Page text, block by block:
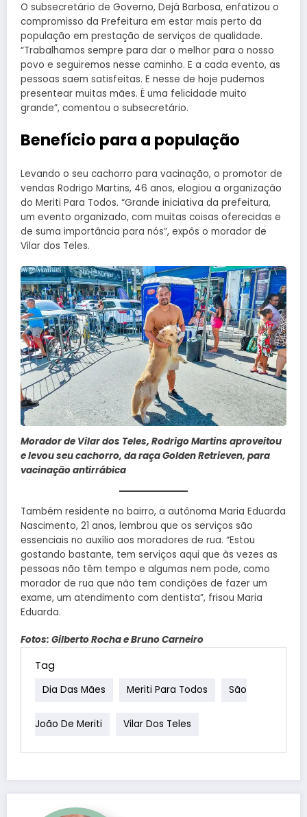
O subsecretário de Governo, Dejá Barbosa, enfatizou o
compromisso da Prefeitura em estar mais perto da
população em prestação de serviços de qualidade.
“Trabalhamos sempre para dar o melhor para o nosso
povo e seguiremos nesse caminho. E a cada evento, as
pessoas saem satisfeitas. E nesse de hoje pudemos
presentear muitas mães. É uma felicidade muito
grande”, comentou o subsecretário.
Benefício para a população
Levando o seu cachorro para vacinação, o promotor de
vendas Rodrigo Martins, 46 anos, elogiou a organização
do Meriti Para Todos. “Grande iniciativa da prefeitura,
um evento organizado, com muitas coisas oferecidas e
de suma importância para nós”, expôs o morador de
Vilar dos Teles.
Morador de Vilar dos Teles, Rodrigo Martins aproveitou
e levou seu cachorro, da raça Golden Retrieven, para
vacinação antirrábica
Também residente no bairro, a autônoma Maria Eduarda
Nascimento, 21 anos, lembrou que os serviços são
essenciais no auxílio aos moradores de rua. “Estou
gostando bastante, tem serviços aqui que às vezes as
pessoas não têm tempo e algumas nem pode, como
morador de rua que não tem condições de fazer um
exame, um atendimento com dentista”, frisou Maria
Eduarda.
Fotos: Gilberto Rocha e Bruno Carneiro
Tag
Dia Das Mães Meriti Para Todos São
João De Meriti Vilar Dos Teles